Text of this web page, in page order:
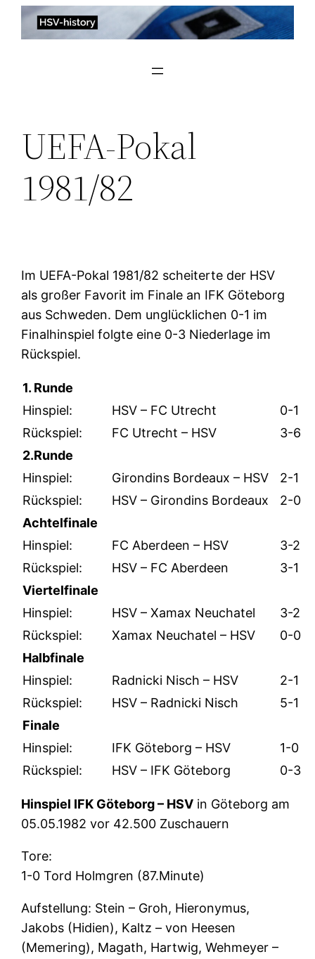
Zum
Inhalt
UEFA-Pokal
1981/82
Im UEFA-Pokal 1981/82 scheiterte der HSV
als großer Favorit im Finale an IFK Göteborg
aus Schweden. Dem unglücklichen 0-1 im
Finalhinspiel folgte eine 0-3 Niederlage im
Rückspiel.
1. Runde
Hinspiel:
HSV – FC Utrecht
0-1
Rückspiel:
FC Utrecht – HSV
3-6
2.Runde
Hinspiel:
Girondins Bordeaux – HSV
2-1
Rückspiel:
HSV – Girondins Bordeaux
2-0
Achtelfinale
Hinspiel:
FC Aberdeen – HSV
3-2
Rückspiel:
HSV – FC Aberdeen
3-1
Viertelfinale
Hinspiel:
HSV – Xamax Neuchatel
3-2
Rückspiel:
Xamax Neuchatel – HSV
0-0
Halbfinale
Hinspiel:
Radnicki Nisch – HSV
2-1
Rückspiel:
HSV – Radnicki Nisch
5-1
Finale
Hinspiel:
IFK Göteborg – HSV
1-0
Rückspiel:
HSV – IFK Göteborg 0-3
Hinspiel IFK Göteborg – HSV in Göteborg am
05.05.1982 vor 42.500 Zuschauern
Tore:
1-0 Tord Holmgren (87.Minute)
Aufstellung: Stein – Groh, Hieronymus,
Jakobs (Hidien), Kaltz – von Heesen
(Memering), Magath, Hartwig, Wehmeyer –